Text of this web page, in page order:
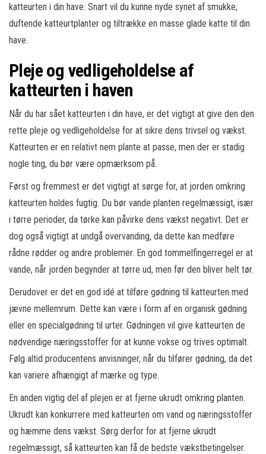
katteurten i din have. Snart vil du kunne nyde synet af smukke,
duftende katteurtplanter og tiltrække en masse glade katte til din
have.
Pleje og vedligeholdelse af
katteurten i haven
Når du har sået katteurten i din have, er det vigtigt at give den den
rette pleje og vedligeholdelse for at sikre dens trivsel og vækst.
Katteurten er en relativt nem plante at passe, men der er stadig
nogle ting, du bør være opmærksom på.
Først og fremmest er det vigtigt at sørge for, at jorden omkring
katteurten holdes fugtig. Du bør vande planten regelmæssigt, især
i tørre perioder, da tørke kan påvirke dens vækst negativt. Det er
dog også vigtigt at undgå overvanding, da dette kan medføre
rådne rødder og andre problemer. En god tommelfingerregel er at
vande, når jorden begynder at tørre ud, men før den bliver helt tør.
Derudover er det en god idé at tilføre gødning til katteurten med
jævne mellemrum. Dette kan være i form af en organisk gødning
eller en specialgødning til urter. Gødningen vil give katteurten de
nødvendige næringsstoffer for at kunne vokse og trives optimalt.
Følg altid producentens anvisninger, når du tilfører gødning, da det
kan variere afhængigt af mærke og type.
En anden vigtig del af plejen er at fjerne ukrudt omkring planten.
Ukrudt kan konkurrere med katteurten om vand og næringsstoffer
og hæmme dens vækst. Sørg derfor for at fjerne ukrudt
regelmæssigt, så katteurten kan få de bedste vækstbetingelser.